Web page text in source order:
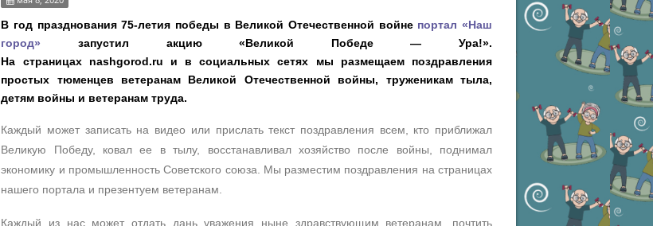
В год празднования 75-летия победы в Великой Отечественной войне портал «Наш
город» запустил акцию «Великой Победе — Ура!».
На страницах nashgorod.ru и в социальных сетях мы размещаем поздравления
простых тюменцев ветеранам Великой Отечественной войны, труженикам тыла,
детям войны и ветеранам труда.
Каждый может записать на видео или прислать текст поздравления всем, кто приближал
Великую Победу, ковал ее в тылу, восстанавливал хозяйство после войны, поднимал
экономику и промышленность Советского союза. Мы разместим поздравления на страницах
нашего портала и презентуем ветеранам.
Каждый из нас может отдать дань уважения ныне здравствующим ветеранам, почтить